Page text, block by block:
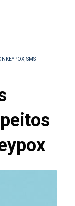
,SMS